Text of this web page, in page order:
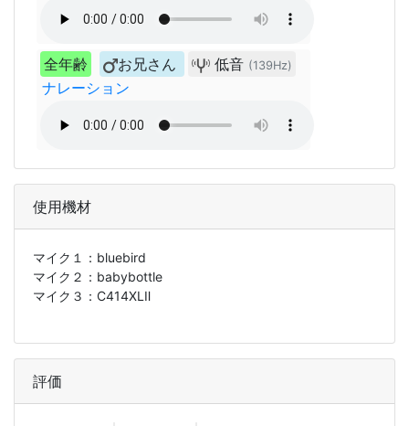
全年齢 お兄さん 低音 (139Hz)
ナレーション
使用機材
マイク１： bluebird
マイク２： babybottle
マイク３： C414XLⅡ
評価